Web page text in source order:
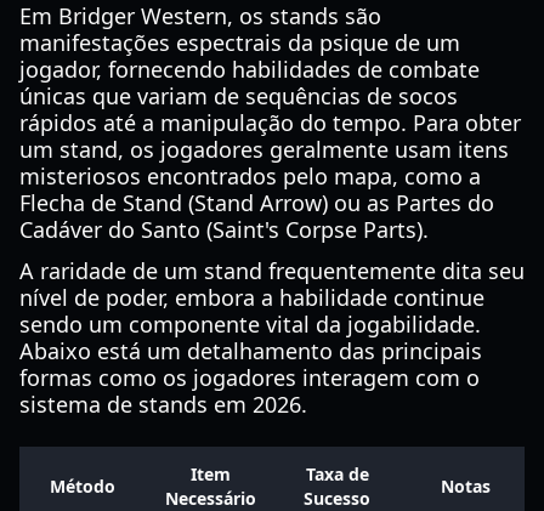
Em Bridger Western, os stands são
manifestações espectrais da psique de um
jogador, fornecendo habilidades de combate
únicas que variam de sequências de socos
rápidos até a manipulação do tempo. Para obter
um stand, os jogadores geralmente usam itens
misteriosos encontrados pelo mapa, como a
Flecha de Stand (Stand Arrow) ou as Partes do
Cadáver do Santo (Saint's Corpse Parts).
A raridade de um stand frequentemente dita seu
nível de poder, embora a habilidade continue
sendo um componente vital da jogabilidade.
Abaixo está um detalhamento das principais
formas como os jogadores interagem com o
sistema de stands em 2026.
Método
Item
Necessário
Taxa de
Sucesso
Notas